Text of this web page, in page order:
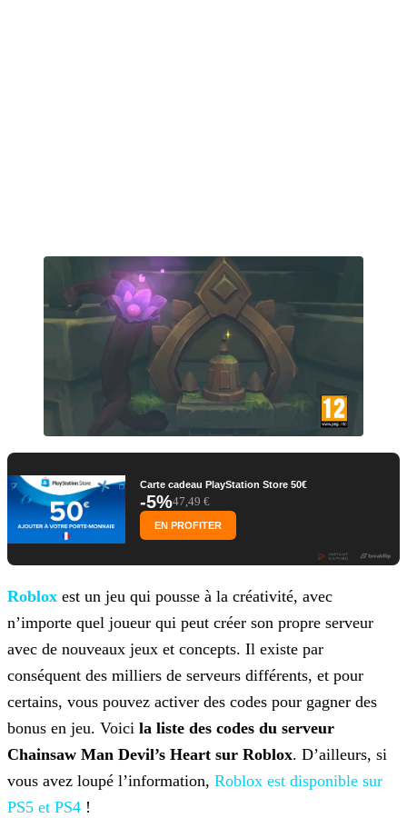
Carte cadeau PlayStation Store 50€
-5%47,49 €
EN PROFITER
Roblox est un jeu qui pousse à la créativité, avec
n’importe quel joueur qui peut créer son propre serveur
avec de nouveaux jeux et concepts. Il existe par
conséquent des milliers de serveurs différents, et pour
certains, vous pouvez activer des codes pour gagner des
bonus en jeu. Voici la liste des codes du serveur
Chainsaw Man Devil’s Heart sur Roblox. D’ailleurs, si
vous avez loupé l’information, Roblox est disponible sur
PS5 et PS4 !